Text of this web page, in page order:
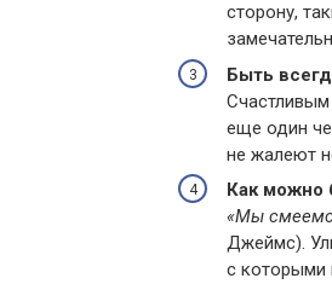
сторону,
Быть
еще один
не жалеют
Как можно
«Мы
Джеймс).
с которыми